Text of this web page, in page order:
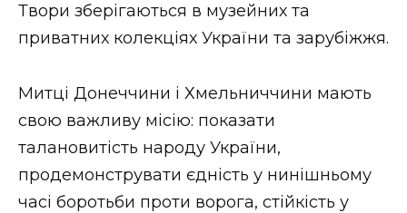
Твори зберігаються в музейних та
приватних колекціях України та зарубіжжя.
Митці Донеччини і Хмельниччини мають
свою важливу місію: показати
талановитість народу України,
продемонструвати єдність у нинішньому
часі боротьби проти ворога, стійкість у